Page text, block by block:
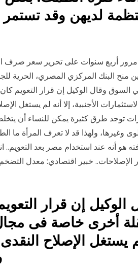
لديهن وقد تستمر
أربع سنوات على تحرير سعر صرف
منح البنك المركزي المصري، الحرية
السوق وقال الوكيل إن قرار التعويم
الأجنبية، إلا أنه لم يستغل
توجد طرق كثيرة يمكن للنساء أن
وغيرها، ولهذا قد لا تعرف المرأة ما
هو أنه عند استخدام مصر بعد
الإصلاحات.. خبير اقتصادي: معدل التضخم
الوكيل إن قرار
أخرى خاصة فى مجال
يستغل الإصلاح